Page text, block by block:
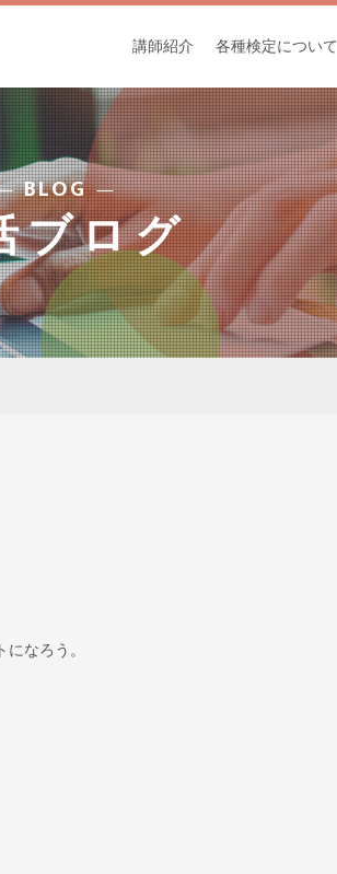
講師紹介 各種検定について
BLOG
ブログ
なろう。